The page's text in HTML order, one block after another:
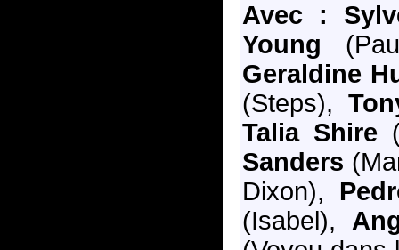
Avec :
Young
Geraldine
(Steps),
Talia Shire
Sanders
Dixon),
(Isabel),